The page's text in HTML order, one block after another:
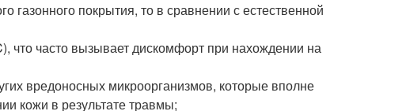
газонного покрытия, то в сравнении с естественной
что часто вызывает дискомфорт при нахождении на
вредоносных микроорганизмов, которые вполне
кожи в результате травмы;